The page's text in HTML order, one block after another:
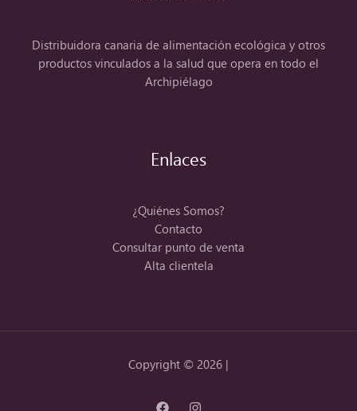
Distribuidora canaria de alimentación ecológica y otros
productos vinculados a la salud que opera en todo el
Archipiélago
Enlaces
¿Quiénes Somos?
Contacto
Consultar punto de venta
Alta clientela
Copyright © 2026 |